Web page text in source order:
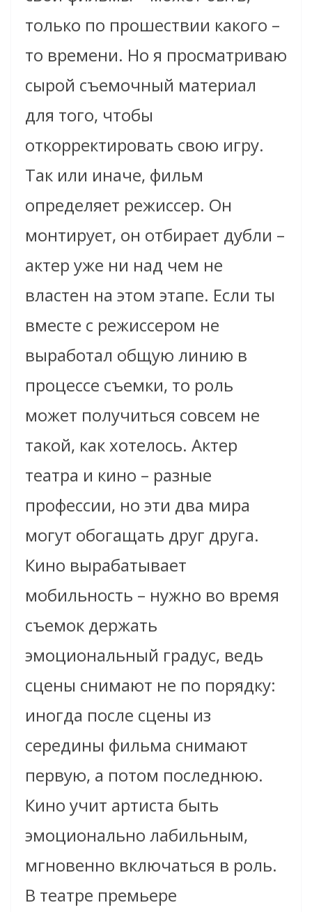
только по прошествии какого –
то времени. Но я просматриваю
сырой съемочный материал
для того, чтобы
откорректировать свою игру.
Так или иначе, фильм
определяет режиссер. Он
монтирует, он отбирает дубли –
актер уже ни над чем не
властен на этом этапе. Если ты
вместе с режиссером не
выработал общую линию в
процессе съемки, то роль
может получиться совсем не
такой, как хотелось. Актер
театра и кино – разные
профессии, но эти два мира
могут обогащать друг друга.
Кино вырабатывает
мобильность – нужно во время
съемок держать
эмоциональный градус, ведь
сцены снимают не по порядку:
иногда после сцены из
середины фильма снимают
первую, а потом последнюю.
Кино учит артиста быть
эмоционально лабильным,
мгновенно включаться в роль.
В театре премьере